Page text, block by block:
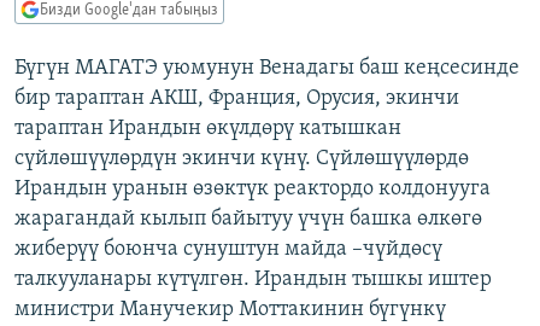
ДАНИСТЕ
ЭЖЕ-СИҢДИЛЕР
АЗАТТЫК+
ЫҢГАЙСЫЗ СУРООЛОР
ОНЛАЙН ШЕРИНЕ
ЭЕ/АРнун бардык сайттары
Бизди Google'дан табыңыз
Бүгүн МАГАТЭ уюмунун Венадагы баш кеңсесинде
бир тараптан АКШ, Франция, Орусия, экинчи
тараптан Ирандын өкүлдөрү катышкан
сүйлөшүүлөрдүн экинчи күнү. Сүйлөшүүлөрдө
Ирандын уранын өзөктүк реактордо колдонууга
жарагандай кылып байытуу үчүн башка өлкөгө
жиберүү боюнча сунуштун майда –чүйдөсү
талкууланары күтүлгөн. Ирандын тышкы иштер
министри Манучекир Моттакинин бүгүнкү